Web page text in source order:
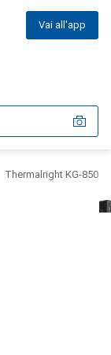
Vai all'app
Thermalright KG-850